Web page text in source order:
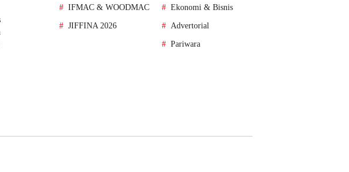
IFMAC & WOODMAC
JIFFINA 2026
Ekonomi & Bisnis
Advertorial
Pariwara